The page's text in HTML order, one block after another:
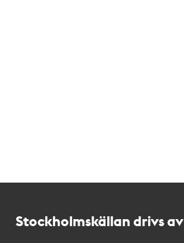
Stockholmskällan drivs av